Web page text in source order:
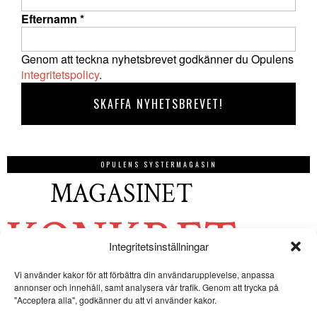
Integritetsinställningar
Vi använder kakor för att förbättra din användarupplevelse, anpassa
annonser och innehåll, samt analysera vår trafik. Genom att trycka på
"Acceptera alla", godkänner du att vi använder kakor.
Efternamn *
Genom att teckna nyhetsbrevet godkänner du Opulens
integritetspolicy.
OPULENS SYSTERMAGASIN